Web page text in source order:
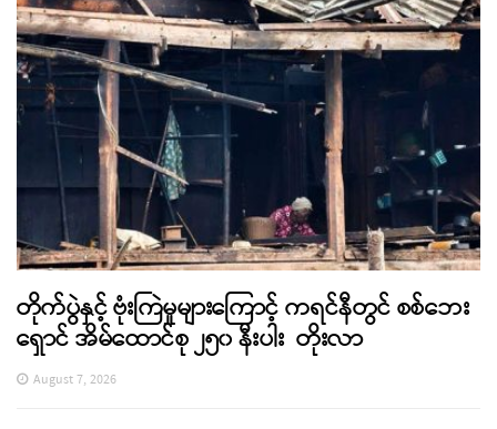
တိုက်ပွဲနှင့် ဗုံးကြဲမှုများကြောင့် ကရင်နီတွင် စစ်ဘေး
ရှောင် အိမ်ထောင်စု ၂၅၀ နီးပါး တိုးလာ
August 7, 2026